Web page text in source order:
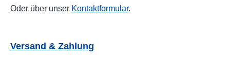
Oder über unser Kontaktformular.
Versand & Zahlung